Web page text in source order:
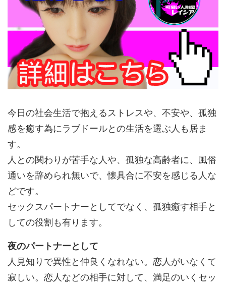
今日の社会生活で抱えるストレスや、不安や、孤独
感を癒す為にラブドールとの生活を選ぶ人も居ま
す。
人との関わりが苦手な人や、孤独な高齢者に、風俗
通いを辞められ無いで、懐具合に不安を感じる人な
どです。
セックスパートナーとしてでなく、孤独癒す相手と
しての役割も有ります。
夜のパートナーとして
人見知りで異性と仲良くなれない。恋人がいなくて
寂しい。恋人などの相手に対して、満足のいくセッ